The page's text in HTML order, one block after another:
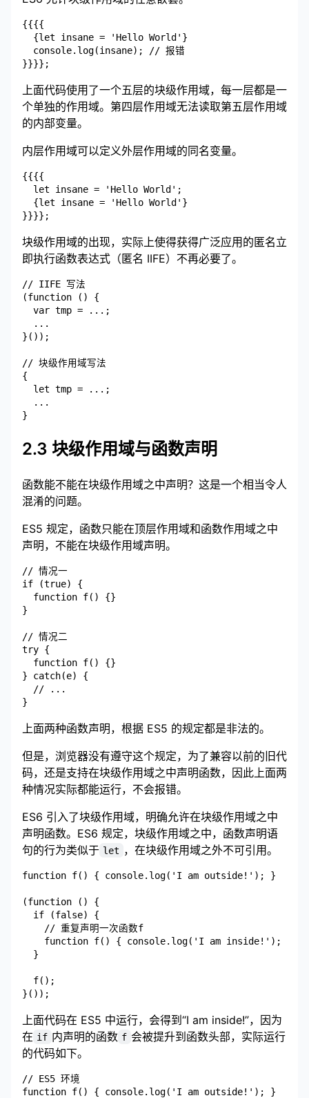
{{{{
  {let insane = 'Hello World'}
  console.log(insane); // 报错
上面代码使用了一个五层的块级作用域，每一层都是一
个单独的作用域。第四层作用域无法读取第五层作用域
的内部变量。
内层作用域可以定义外层作用域的同名变量。
{{{{
  let insane = 'Hello World';
  {let insane = 'Hello World'}
块级作用域的出现，实际上使得获得广泛应用的匿名立
即执行函数表达式（匿名 IIFE）不再必要了。
// IIFE 写法
(function () {
  var tmp = ...;
  ...
}());
// 块级作用域写法
{
  let tmp = ...;
  ...
2.3 块级作用域与函数声明
函数能不能在块级作用域之中声明？这是一个相当令人
混淆的问题。
ES5 规定，函数只能在顶层作用域和函数作用域之中
声明，不能在块级作用域声明。
// 情况一
if (true) {
  function f() {}
}
// 情况二
try {
  function f() {}
} catch(e) {
  // ...
上面两种函数声明，根据 ES5 的规定都是非法的。
但是，浏览器没有遵守这个规定，为了兼容以前的旧代
码，还是支持在块级作用域之中声明函数，因此上面两
种情况实际都能运行，不会报错。
ES6 引入了块级作用域，明确允许在块级作用域之中
声明函数。ES6 规定，块级作用域之中，函数声明语
句的行为类似于 let ，在块级作用域之外不可引用。
function f() { console.log('I am outside!'); }
(function () {
  if (false) {
    // 重复声明一次函数f
    function f() { console.log('I am inside!'); }
  }
  f();
上面代码在 ES5 中运行，会得到“I am inside!”，因为
在 if 内声明的函数 f 会被提升到函数头部，实际运行
的代码如下。
// ES5 环境
function f() { console.log('I am outside!'); }